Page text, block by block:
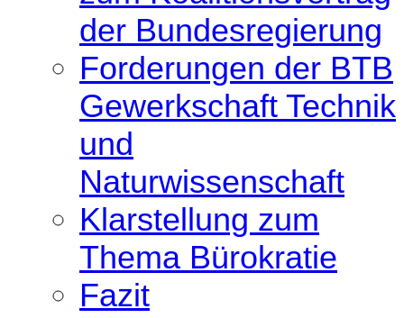
der Bundesregierung
Forderungen der BTB
Gewerkschaft Technik
und
Naturwissenschaft
Klarstellung zum
Thema Bürokratie
Fazit